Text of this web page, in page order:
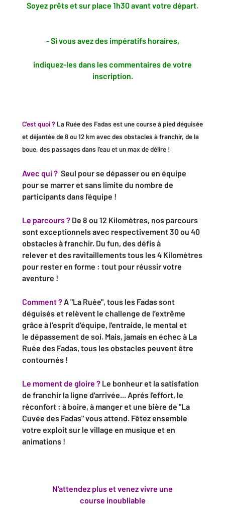
Soyez prêts et sur place 1h30 avant votre départ.
- Si vous avez des impératifs horaires,
indiquez-les dans les commentaires de votre
inscription.
C'est quoi ? La Ruée des Fadas est une course à pied déguisée
et déjantée de 8 ou 12 km avec des obstacles à franchir, de la
boue, des passages dans l'eau et un max de délire !
Avec qui ? Seul pour se dépasser ou en équipe
pour se marrer et sans limite du nombre de
participants dans l'équipe !
Le parcours ? De 8 ou 12 Kilomètres, nos parcours
sont exceptionnels avec respectivement 30 ou 40
obstacles à franchir. Du fun, des défis à
relever et des ravitaillements tous les 4 Kilomètres
pour rester en forme : tout pour réussir votre
aventure !
Comment ? A "La Ruée", tous les Fadas sont
déguisés et relèvent le challenge de l’extrême
grâce à l’esprit d’équipe, l'entraide, le mental et
le dépassement de soi. Mais, jamais en échec à La
Ruée des Fadas, tous les obstacles peuvent être
contournés !
Le moment de gloire ? Le bonheur et la satisfation
de franchir la ligne d'arrivée... Aprés l'effort, le
réconfort : à boire, à manger et une bière de "La
Cuvée des Fadas" vous attend. Fêtez ensemble
votre exploit sur le village en musique et en
animations !
N'attendez plus et venez vivre une
course inoubliable